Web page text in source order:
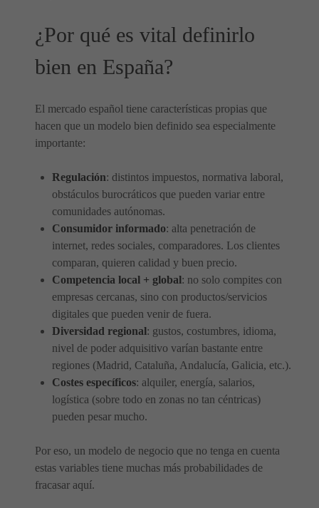
¿Por qué es vital definirlo
bien en España?
El mercado español tiene características propias que
hacen que un modelo bien definido sea especialmente
importante:
Regulación: distintos impuestos, normativa laboral,
obstáculos burocráticos que pueden variar entre
comunidades autónomas.
Consumidor informado: alta penetración de
internet, redes sociales, comparadores. Los clientes
comparan, quieren calidad y buen precio.
Competencia local + global: no solo compites con
empresas cercanas, sino con productos/servicios
digitales que pueden venir de fuera.
Diversidad regional: gustos, costumbres, idioma,
nivel de poder adquisitivo varían bastante entre
regiones (Madrid, Cataluña, Andalucía, Galicia, etc.).
Costes específicos: alquiler, energía, salarios,
logística (sobre todo en zonas no tan céntricas)
pueden pesar mucho.
Por eso, un modelo de negocio que no tenga en cuenta
estas variables tiene muchas más probabilidades de
fracasar aquí.